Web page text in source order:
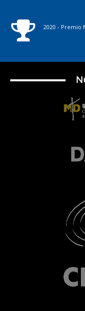
2020 - Premio